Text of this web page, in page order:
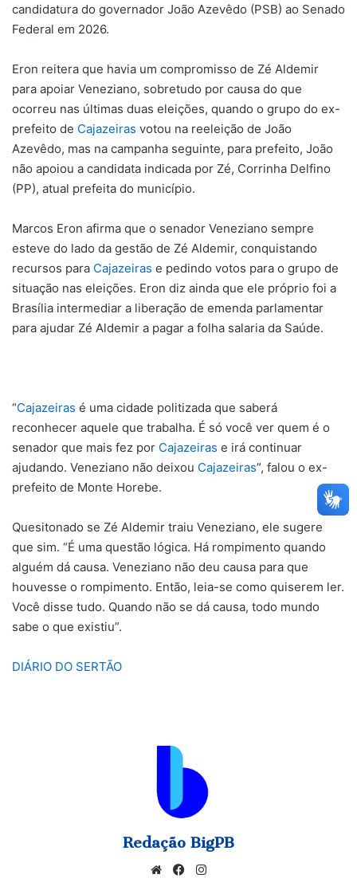
candidatura do governador João Azevêdo (PSB) ao Senado
Federal em 2026.
Eron reitera que havia um compromisso de Zé Aldemir
para apoiar Veneziano, sobretudo por causa do que
ocorreu nas últimas duas eleições, quando o grupo do ex-
prefeito de Cajazeiras votou na reeleição de João
Azevêdo, mas na campanha seguinte, para prefeito, João
não apoiou a candidata indicada por Zé, Corrinha Delfino
(PP), atual prefeita do município.
Marcos Eron afirma que o senador Veneziano sempre
esteve do lado da gestão de Zé Aldemir, conquistando
recursos para Cajazeiras e pedindo votos para o grupo de
situação nas eleições. Eron diz ainda que ele próprio foi a
Brasília intermediar a liberação de emenda parlamentar
para ajudar Zé Aldemir a pagar a folha salaria da Saúde.
“Cajazeiras é uma cidade politizada que saberá
reconhecer aquele que trabalha. É só você ver quem é o
senador que mais fez por Cajazeiras e irá continuar
ajudando. Veneziano não deixou Cajazeiras”, falou o ex-
prefeito de Monte Horebe.
Quesitonado se Zé Aldemir traiu Veneziano, ele sugere
que sim. “É uma questão lógica. Há rompimento quando
alguém dá causa. Veneziano não deu causa para que
houvesse o rompimento. Então, leia-se como quiserem ler.
Você disse tudo. Quando não se dá causa, todo mundo
sabe o que existiu”.
DIÁRIO DO SERTÃO
Redação BigPB
WebsiteFacebook